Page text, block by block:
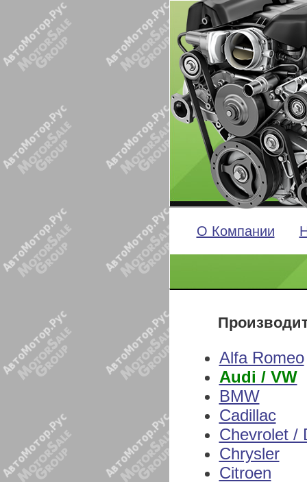
О Компании
Alfa Romeo
Audi / VW
BMW
Cadillac
Chevrolet /
Chrysler
Citroen